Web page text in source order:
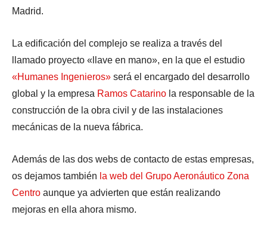
Madrid.
La edificación del complejo se realiza a través del
llamado proyecto «llave en mano», en la que el estudio
«Humanes Ingenieros» será el encargado del desarrollo
global y la empresa Ramos Catarino la responsable de la
construcción de la obra civil y de las instalaciones
mecánicas de la nueva fábrica.
Además de las dos webs de contacto de estas empresas,
os dejamos también la web del Grupo Aeronáutico Zona
Centro aunque ya advierten que están realizando
mejoras en ella ahora mismo.